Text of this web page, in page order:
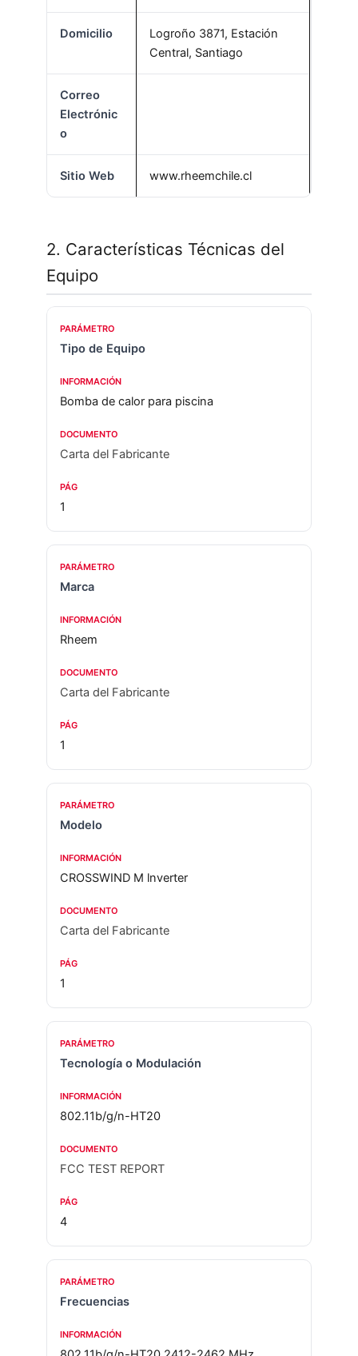
Domicilio
Logroño 3871, Estación
Central, Santiago
Correo
Electrónic
o
Sitio Web www.rheemchile.cl
2. Características Técnicas del
Equipo
Tipo de Equipo
Bomba de calor para piscina
Carta del Fabricante
1
Marca
Rheem
Carta del Fabricante
1
Modelo
CROSSWIND M lnverter
Carta del Fabricante
1
Tecnología o Modulación
802.11b/g/n-HT20
FCC TEST REPORT
4
Frecuencias